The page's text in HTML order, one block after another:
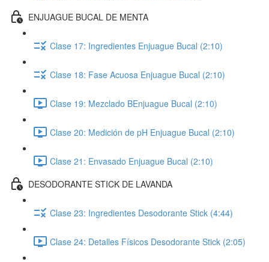
ENJUAGUE BUCAL DE MENTA
Clase 17: Ingredientes Enjuague Bucal (2:10)
Clase 18: Fase Acuosa Enjuague Bucal (2:10)
Clase 19: Mezclado BEnjuague Bucal (2:10)
Clase 20: Medición de pH Enjuague Bucal (2:10)
Clase 21: Envasado Enjuague Bucal (2:10)
DESODORANTE STICK DE LAVANDA
Clase 23: Ingredientes Desodorante Stick (4:44)
Clase 24: Detalles Físicos Desodorante Stick (2:05)